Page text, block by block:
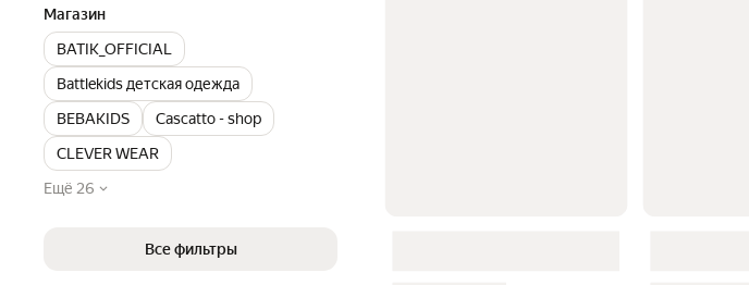
Магазин
BATIK_OFFICIAL
Battlekids детская одежда
BEBAKIDS
Cascatto - shop
CLEVER WEAR
Ещё 26
Все фильтры